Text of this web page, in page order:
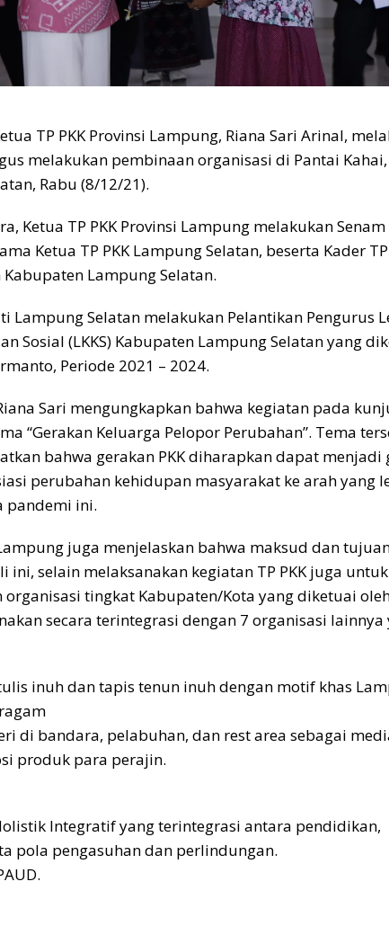
TP PKK Provinsi Lampung, Riana Sari Arinal,
melakukan pembinaan organisasi di Pantai Kahai,
Rabu (8/12/21).
Ketua TP PKK Provinsi Lampung melakukan Senam
Ketua TP PKK Lampung Selatan, beserta Kader
Lampung Selatan.
Lampung Selatan melakukan Pelantikan Pengurus
Sosial (LKKS) Kabupaten Lampung Selatan yang
Periode 2021 – 2024.
Sari mengungkapkan bahwa kegiatan pada
“Gerakan Keluarga Pelopor Perubahan”. Tema
bahwa gerakan PKK diharapkan dapat menjadi
perubahan kehidupan masyarakat ke arah yang
pandemi ini.
juga menjelaskan bahwa maksud dan
ini, selain melaksanakan kegiatan TP PKK juga untuk
tingkat Kabupaten/Kota yang diketuai
secara terintegrasi dengan 7 organisasi lainnya
inuh dan tapis tenun inuh dengan motif khas
di bandara, pelabuhan, dan rest area sebagai
produk para perajin.
Integratif yang terintegrasi antara pendidikan,
pola pengasuhan dan perlindungan.